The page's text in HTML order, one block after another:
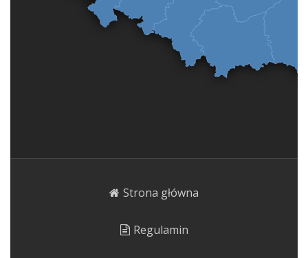
Strona główna
Regulamin